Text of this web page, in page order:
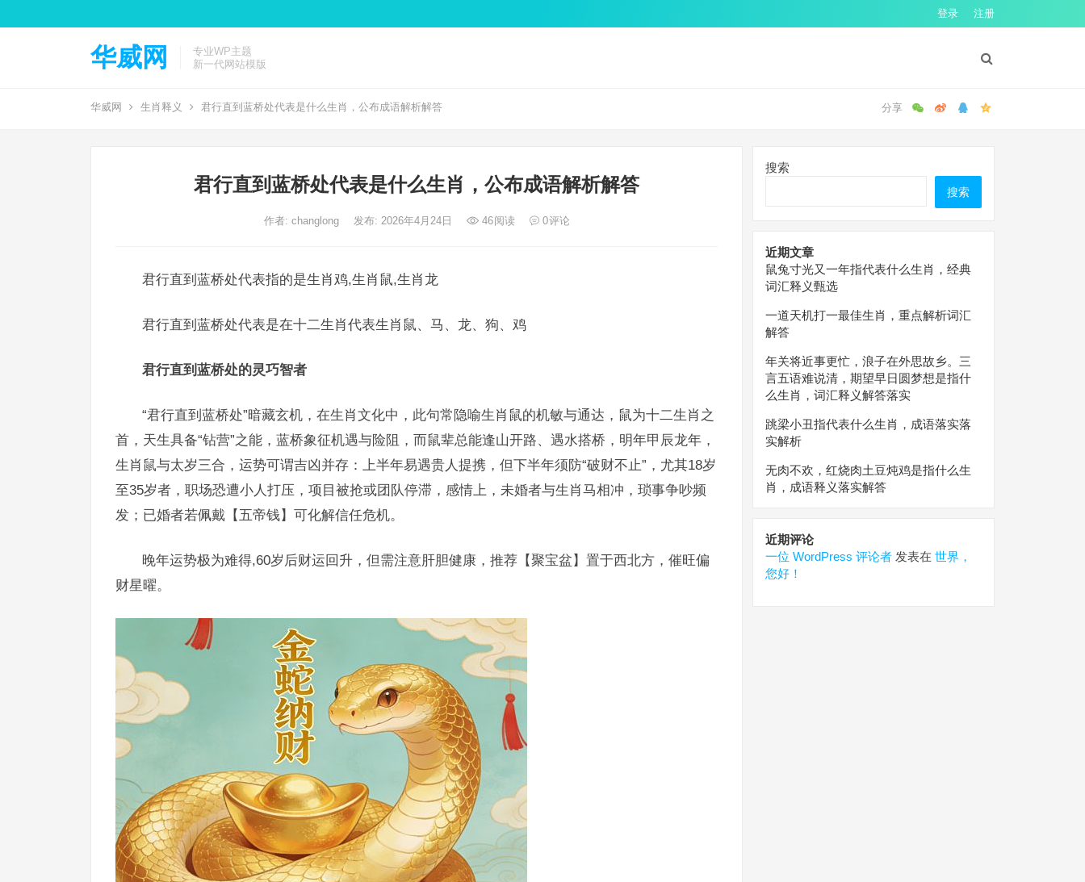
登录 注册
华威网
专业WP主题
新一代网站模版
华威网 生肖释义 君行直到蓝桥处代表是什么生肖，公布成语解析解答
君行直到蓝桥处代表是什么生肖，公布成语解析解答
作者: changlong 发布: 2026年4月24日 46阅读 0评论
君行直到蓝桥处代表指的是生肖鸡,生肖鼠,生肖龙
君行直到蓝桥处代表是在十二生肖代表生肖鼠、马、龙、狗、鸡
君行直到蓝桥处的灵巧智者
“君行直到蓝桥处”暗藏玄机，在生肖文化中，此句常隐喻生肖鼠的机敏与通达，鼠为十二生肖之
首，天生具备“钻营”之能，蓝桥象征机遇与险阻，而鼠辈总能逢山开路、遇水搭桥，明年甲辰龙年，
生肖鼠与太岁三合，运势可谓吉凶并存：上半年易遇贵人提携，但下半年须防“破财不止”，尤其18岁
至35岁者，职场恐遭小人打压，项目被抢或团队停滞，感情上，未婚者与生肖马相冲，琐事争吵频
发；已婚者若佩戴【五帝钱】可化解信任危机。
晚年运势极为难得,60岁后财运回升，但需注意肝胆健康，推荐【聚宝盆】置于西北方，催旺偏
财星曜。
搜索
搜索
近期文章
鼠兔寸光又一年指代表什么生肖，经典
词汇释义甄选
一道天机打一最佳生肖，重点解析词汇
解答
年关将近事更忙，浪子在外思故乡。三
言五语难说清，期望早日圆梦想是指什
么生肖，词汇释义解答落实
跳梁小丑指代表什么生肖，成语落实落
实解析
无肉不欢，红烧肉土豆炖鸡是指什么生
肖，成语释义落实解答
近期评论
一位 WordPress 评论者 发表在 世界，
您好！